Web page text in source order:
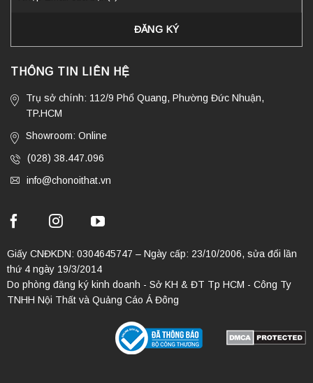
THÔNG TIN LIÊN HỆ
Trụ sở chính: 112/9 Phổ Quang, Phường Đức Nhuận,
TP.HCM
Showroom: Online
(028) 38.447.096
info@chonoithat.vn
Giấy CNĐKDN: 0304645747 – Ngày cấp: 23/10/2006, sửa đổi lần
thứ 4 ngày 19/3/2014
Do phòng đăng ký kinh doanh - Sở KH & ĐT Tp HCM - Công Ty
TNHH Nội Thất và Quảng Cáo Á Đông